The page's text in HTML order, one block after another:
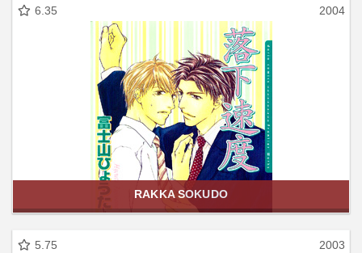
6.35 2004
RAKKA SOKUDO
5.75 2003